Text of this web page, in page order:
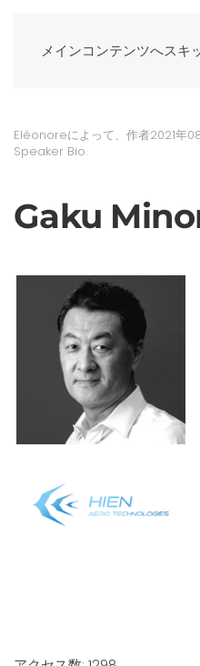
メインコンテンツへスキ
Eléonoreによって、作者2021年
Speaker Bio.
Gaku